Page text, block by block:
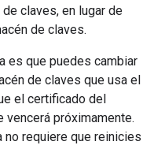
claves, en lugar de
de claves.
es que puedes cambiar
de claves que usa el
el certificado del
vencerá próximamente.
no requiere que reinicies